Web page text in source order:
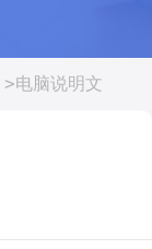
>电脑说明文